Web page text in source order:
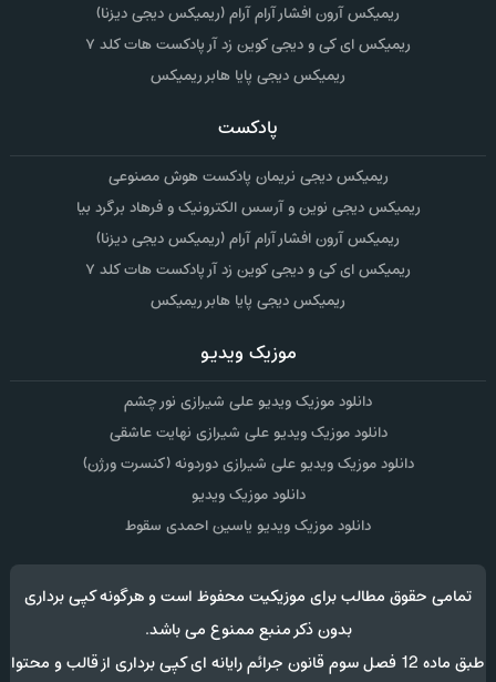
ریمیکس آرون افشار آرام آرام (ریمیکس دیجی دیزنا)
ریمیکس ای کی و دیجی کوین زد آر پادکست هات کلد ۷
ریمیکس دیجی پایا هابر ریمیکس
پادکست
ریمیکس دیجی نریمان پادکست هوش مصنوعی
ریمیکس دیجی نوین و آرسس الکترونیک و فرهاد برگرد بیا
ریمیکس آرون افشار آرام آرام (ریمیکس دیجی دیزنا)
ریمیکس ای کی و دیجی کوین زد آر پادکست هات کلد ۷
ریمیکس دیجی پایا هابر ریمیکس
موزیک ویدیو
دانلود موزیک ویدیو علی شیرازی نور چشم
دانلود موزیک ویدیو علی شیرازی نهایت عاشقی
دانلود موزیک ویدیو علی شیرازی دوردونه (کنسرت ورژن)
دانلود موزیک ویدیو
دانلود موزیک ویدیو یاسین احمدی سقوط
تمامی حقوق مطالب برای موزیکیت محفوظ است و هرگونه کپی برداری
بدون ذکر منبع ممنوع می باشد.
طبق ماده 12 فصل سوم قانون جرائم رایانه ای کپی برداری از قالب و محتوا